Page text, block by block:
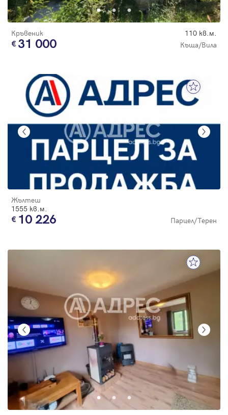
Кръвеник 110 кв.м.
31 000 Къща/Вила
Жълтеш
1555 кв.м.
10 226 Парцел/Терен